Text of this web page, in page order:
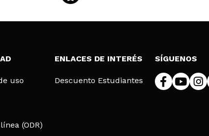
uso
(ODR)
ENLACES DE INTERÉS
Descuento Estudiantes
SÍGUENOS